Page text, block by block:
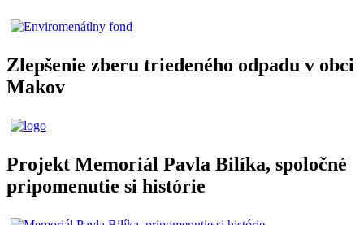
Zlepšenie zberu triedeného odpadu v obci
Makov
Projekt Memoriál Pavla Bilíka, spoločné
pripomenutie si histórie